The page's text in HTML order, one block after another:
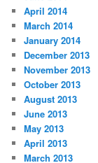
April 2014
March 2014
January 2014
December 2013
November 2013
October 2013
August 2013
June 2013
May 2013
April 2013
March 2013